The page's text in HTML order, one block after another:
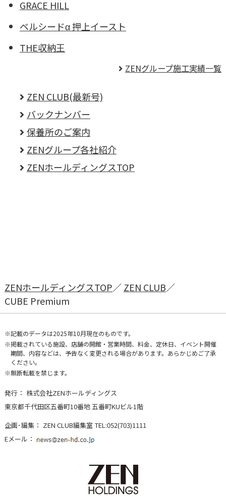
GRACE HILL
ベルシードα 押上イースト
THE収納王
ZENグループ施工実績一覧
ZEN CLUB(最新号)
バックナンバー
保養所のご案内
ZENグループ各社紹介
ZENホールディングスTOP
ZENホールディングスTOP
ZEN CLUB
CUBE Premium
記載のデータは2025年10月現在のものです。
掲載されている施設、店舗の開館・営業時間、料金、定休日、イベント開催
期間、内容などは、予告なく変更される場合があります。あらかじめご了承
ください。
無断転載を禁じます。
発行： 株式会社ZENホールディングス
東京都千代田区五番町10番地 五番町KUビル1階
企画･編集： ZEN CLUB編集室 TEL:052(703)1111
Eメール：